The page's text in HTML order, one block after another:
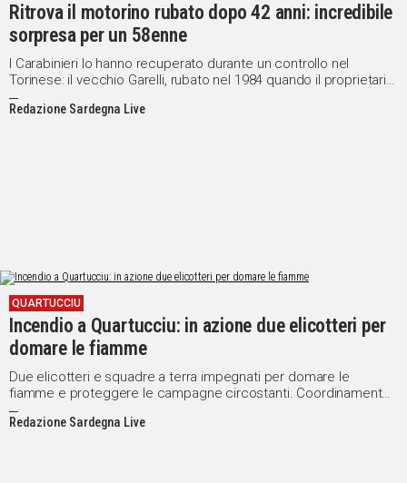
Ritrova il motorino rubato dopo 42 anni: incredibile
sorpresa per un 58enne
I Carabinieri lo hanno recuperato durante un controllo nel
Torinese: il vecchio Garelli, rubato nel 1984 quando il proprietario
aveva appena 16 anni
Redazione Sardegna Live
QUARTUCCIU
Incendio a Quartucciu: in azione due elicotteri per
domare le fiamme
Due elicotteri e squadre a terra impegnati per domare le
fiamme e proteggere le campagne circostanti. Coordinamento
affidato alla Stazione Forestale di Sinnai
Redazione Sardegna Live